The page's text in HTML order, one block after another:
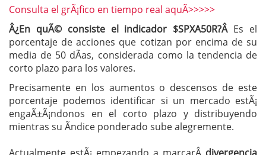
Consulta el grÃ¡fico en tiempo real aquÃ­>>>>>
Â¿En quÃ© consiste el indicador $SPXA50R?Â Es el
porcentaje de acciones que cotizan por encima de su
media de 50 dÃ­as, considerada como la tendencia de
corto plazo para los valores.
Precisamente en los aumentos o descensos de este
porcentaje podemos identificar si un mercado estÃ¡
engaÃ±Ã¡ndonos en el corto plazo y distribuyendo
mientras su Ã­ndice ponderado sube alegremente.